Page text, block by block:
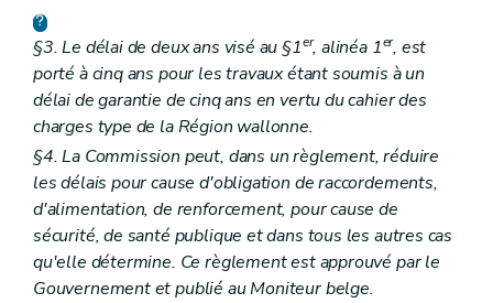
§3. Le délai de deux ans visé au §1er, alinéa 1er, est
porté à cinq ans pour les travaux étant soumis à un
délai de garantie de cinq ans en vertu du cahier des
charges type de la Région wallonne.
§4. La Commission peut, dans un règlement, réduire
les délais pour cause d'obligation de raccordements,
d'alimentation, de renforcement, pour cause de
sécurité, de santé publique et dans tous les autres cas
qu'elle détermine. Ce règlement est approuvé par le
Gouvernement et publié auMoniteur belge.